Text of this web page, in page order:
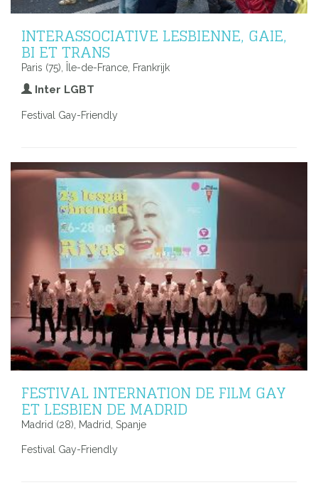
INTERASSOCIATIVE LESBIENNE, GAIE,
BI ET TRANS
Paris (75), Île-de-France, Frankrijk
Inter LGBT
Festival Gay-Friendly
FESTIVAL INTERNATION DE FILM GAY
ET LESBIEN DE MADRID
Madrid (28), Madrid, Spanje
Festival Gay-Friendly